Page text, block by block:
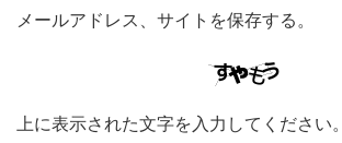
メールアドレス、サイトを保存する。
上に表示された文字を入力してください。